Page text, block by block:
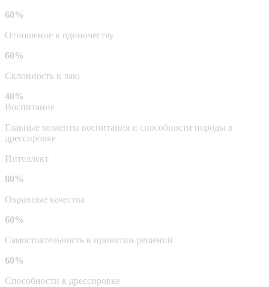
60%
Отношение к одиночеству
60%
Склонность к лаю
40%
Воспитание
Главные моменты воспитания и способности породы в
дрессировке
Интеллект
80%
Охранные качества
60%
Самостоятельность в принятии решений
60%
Способности к дрессировке